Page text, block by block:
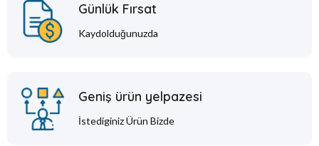
Günlük Fırsat
Kaydolduğunuzda
Geniş ürün yelpazesi
İstediginiz Ürün Bizde